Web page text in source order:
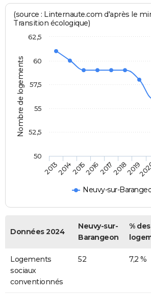
Nombre de logements
(source : Linternaute.com d'après le
Transition écologique)
Neuvy-sur-
2013201420152016201720182019
50
52,5
55
57,5
60
62,5
Données 2024
Neuvy-sur-
Barangeon
% des
Logements
sociaux
conventionnés
52 7,2 %